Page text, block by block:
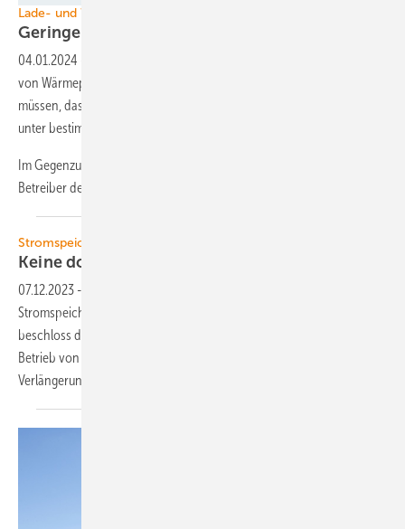
Lade- und Wärmepumpenstrom
Geringere
04.01.2024
von Wärmepumpen und Ladestationen von Elektroautos hinnehmen
müssen, dass ihre Anlagen abgeregelt werden. Dies darf aber nur
unter bestimmten Bedingungen geschehen.
Im Gegenzug für die netzdienliche Steuerung der Anlagen sollen die
Betreiberder...
Stromspeicher
Keine doppelten
07.12.2023 -
Stromspeicher um drei Jahre verlängert. Im Energiewirtschaftsgesetz
beschloss das Parlament wegweisende Erleichterungen für den
Betrieb von Solarstromspeichern. Die bedeutendste ist die
Verlängerung der Frist zur Befreiung der Speicher.